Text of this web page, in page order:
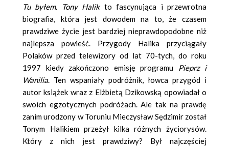
Tu byłem. Tony Halik to fascynująca i przewrotna
biografia, która jest dowodem na to, że czasem
prawdziwe życie jest bardziej nieprawdopodobne niż
najlepsza powieść. Przygody Halika przyciągały
Polaków przed telewizory od lat 70-tych, do roku
1997 kiedy zakończono emisję programu Pieprz i
Wanilia. Ten wspaniały podróżnik, łowca przygód i
autor książek wraz z Elżbietą Dzikowską opowiadał o
swoich egzotycznych podróżach. Ale tak na prawdę
zanim urodzony w Toruniu Mieczysław Sędzimir został
Tonym Halikiem przeżył kilka różnych życiorysów.
Który z nich jest prawdziwy? Był najczęściej